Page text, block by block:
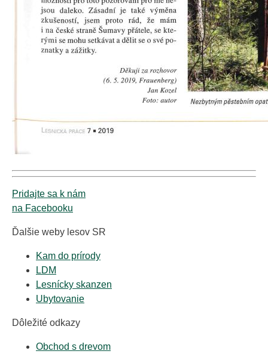
Pridajte sa k nám
na Facebooku
Ďalšie weby lesov SR
Kam do prírody
LDM
Lesnícky skanzen
Ubytovanie
Dôležité odkazy
Obchod s drevom